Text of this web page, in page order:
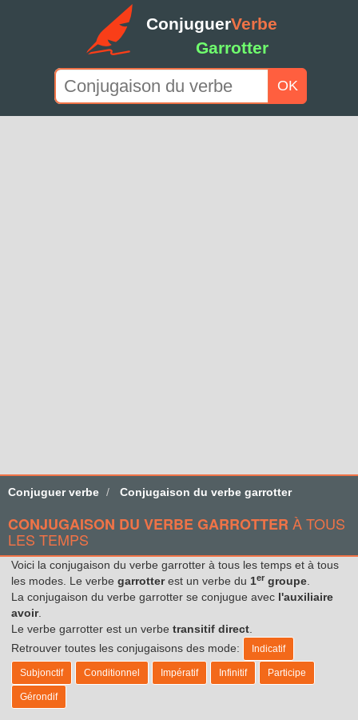
ConjuguerVerbe
Garrotter
OK
Conjuguer verbe Conjugaison du verbe garrotter
CONJUGAISON DU VERBE GARROTTER À TOUS
LES TEMPS
Voici la conjugaison du verbe garrotter à tous les temps et à tous
les modes. Le verbe garrotterest un verbe du 1er groupe
La conjugaison du verbe garrotter se conjugue avec l'auxiliaire
avoir.
Le verbe garrotter est un verbe transitif direct
Retrouver toutes les conjugaisons des mode:
Indicatif
Subjonctif Conditionnel Impératif Infinitif Participe
Gérondif